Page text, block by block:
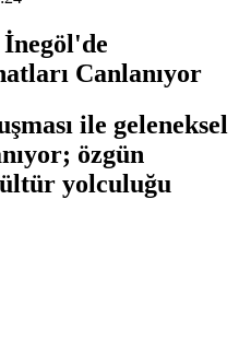
İnegöl'de
Canlanıyor
ile geleneksel
özgün
yolculuğu